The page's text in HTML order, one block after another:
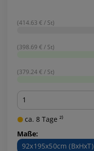
(414.63 € / St)
(398.69 € / St)
(379.24 € / St)
Menge
ca. 8 Tage ²⁾
Maße:
92x195x50cm (BxHxT)